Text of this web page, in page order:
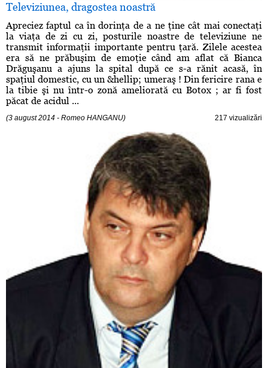
Televiziunea, dragostea noastră
Apreciez faptul ca în dorinţa de a ne ţine cât mai conectaţi
la viaţa de zi cu zi, posturile noastre de televiziune ne
transmit informaţii importante pentru ţară. Zilele acestea
era să ne prăbuşim de emoţie când am aflat că Bianca
Drăguşanu a ajuns la spital după ce s-a rănit acasă, în
spaţiul domestic, cu un &hellip; umeraş ! Din fericire rana e
la tibie şi nu într-o zonă ameliorată cu Botox ; ar fi fost
păcat de acidul ...
(3 august 2014 - Romeo HANGANU) 217 vizualizări